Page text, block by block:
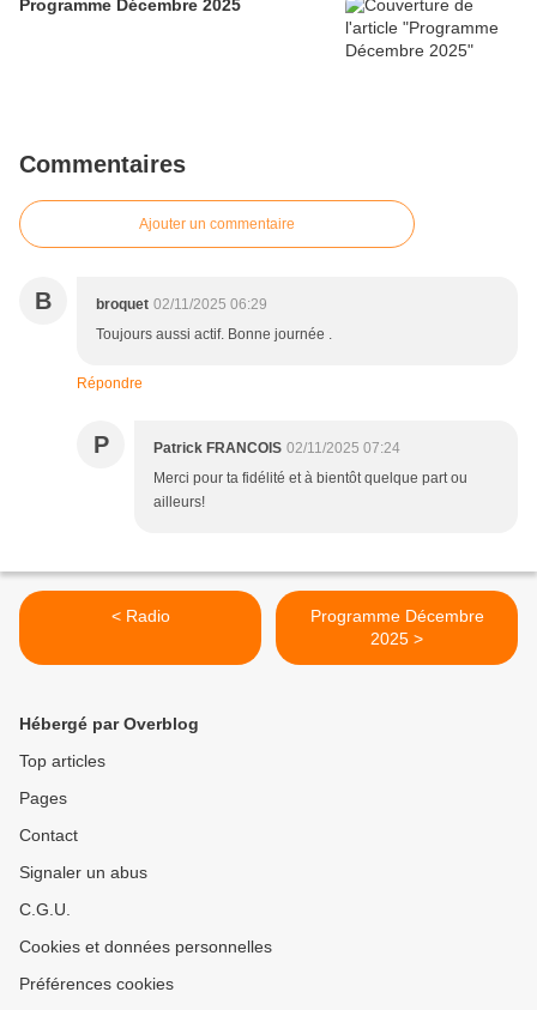
Programme Décembre 2025
Commentaires
Ajouter un commentaire
B broquet 02/11/2025 06:29
Toujours aussi actif. Bonne journée .
Répondre
P Patrick FRANCOIS 02/11/2025 07:24
Merci pour ta fidélité et à bientôt quelque part ou
ailleurs!
< Radio
Programme Décembre
2025 >
Hébergé par Overblog
Top articles
Pages
Contact
Signaler un abus
C.G.U.
Cookies et données personnelles
Préférences cookies